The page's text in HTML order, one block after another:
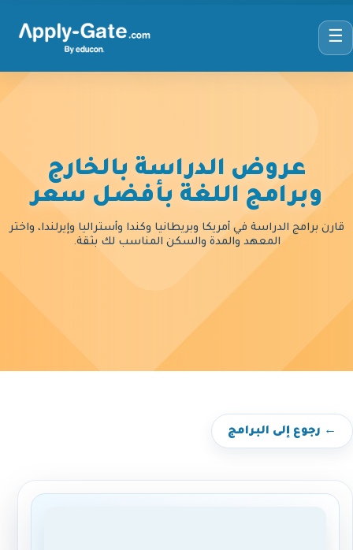
☰
عروض الدراسة بالخارج
وبرامج اللغة بأفضل سعر
قارن برامج الدراسة في أمريكا وبريطانيا وكندا وأستراليا وإيرلندا، واختر
المعهد والمدة والسكن المناسب لك بثقة.
← رجوع إلى البرامج